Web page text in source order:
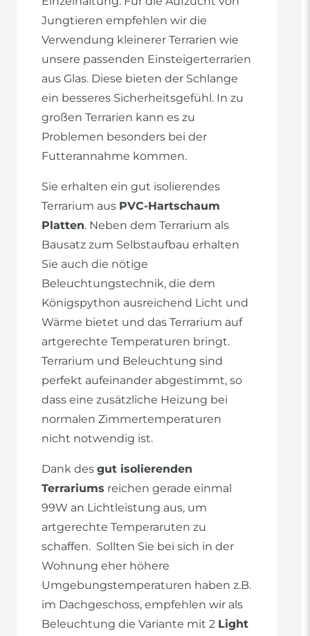
Jungtieren empfehlen wir die
Verwendung kleinerer Terrarien wie
unsere passenden Einsteigerterrarien
aus Glas. Diese bieten der Schlange
ein besseres Sicherheitsgefühl. In zu
großen Terrarien kann es zu
Problemen besonders bei der
Futterannahme kommen.
Sie erhalten ein gut isolierendes
Terrarium aus PVC-Hartschaum
Platten. Neben dem Terrarium als
Bausatz zum Selbstaufbau erhalten
Sie auch die nötige
Beleuchtungstechnik, die dem
Königspython ausreichend Licht und
Wärme bietet und das Terrarium auf
artgerechte Temperaturen bringt.
Terrarium und Beleuchtung sind
perfekt aufeinander abgestimmt, so
dass eine zusätzliche Heizung bei
normalen Zimmertemperaturen
nicht notwendig ist.
Dank des gut isolierenden
Terrariums reichen gerade einmal
99W an Lichtleistung aus, um
artgerechte Temperaruten zu
schaffen. Sollten Sie bei sich in der
Wohnung eher höhere
Umgebungstemperaturen haben z.B.
im Dachgeschoss, empfehlen wir als
Beleuchtung die Variante mit 2 Light